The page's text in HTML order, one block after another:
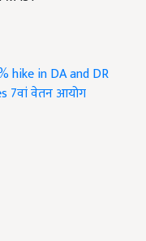
hike in DA and DR
7वां वेतन आयोग